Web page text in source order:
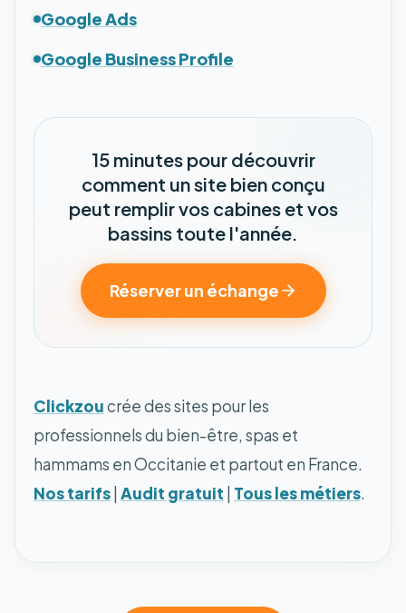
Google Ads
Google Business Profile
15 minutes pour découvrir
comment un site bien conçu
peut remplir vos cabines et vos
bassins toute l'année.
Réserver un échange
Clickzoucrée des sites pour les
professionnels du bien-être, spas et
hammams en Occitanie et partout en France.
Nos tarifs Audit gratuit Tous les métiers.